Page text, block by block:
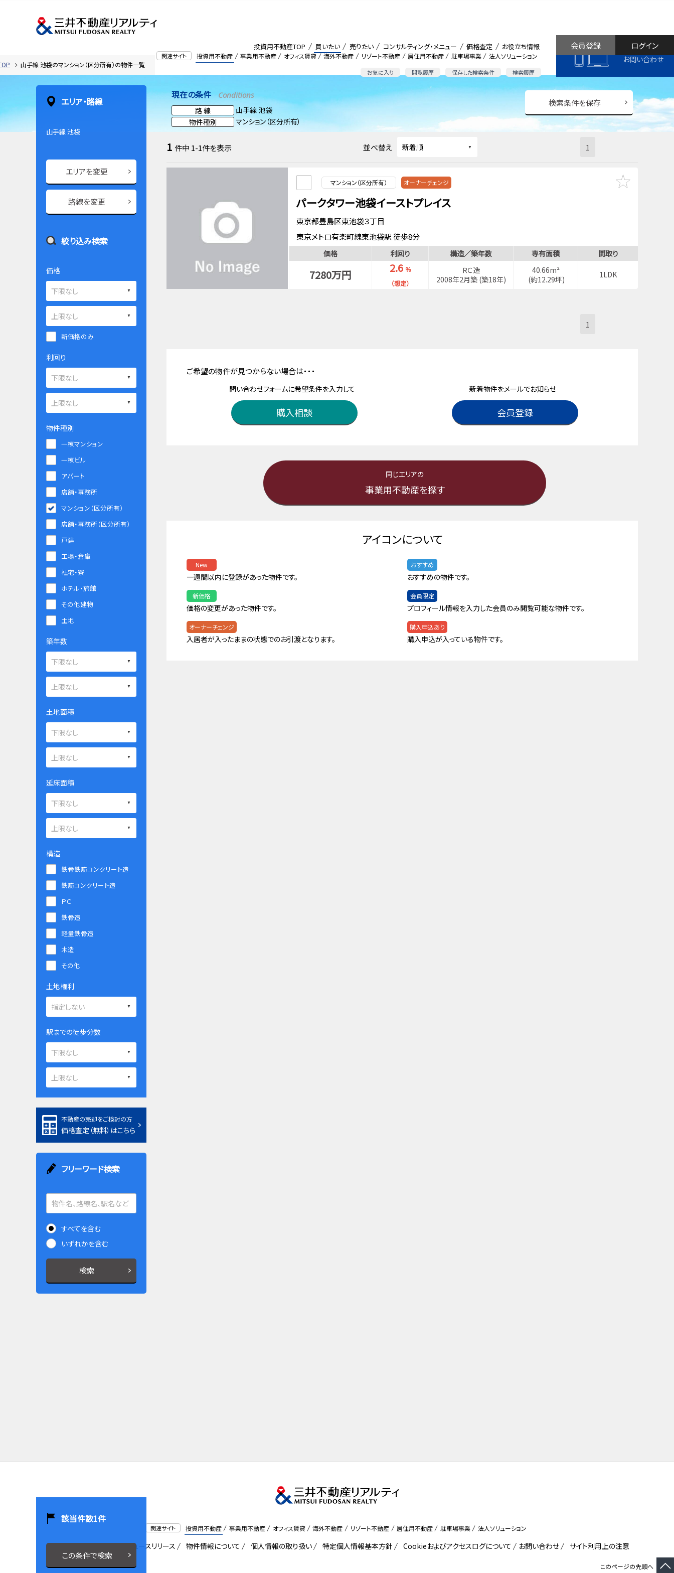
関連サイト 投資用不動産 事業用不動産 オフィス賃貸 海外不動産 リゾート不動産 居住用不動産 駐車場事業 法人ソリューション
お気に入り 閲覧履歴 保存した検索条件 検索履歴
投資用不動産TOP 買いたい 売りたい コンサルティング・メニュー 価格査定 お役立ち情報
お問い合わせ
ログイン
会員登録
山手線 池袋のマンション（区分所有）の物件一覧
現在の条件 Conditions
路 線
山手線 池袋
物件種別
マンション（区分所有）
検索条件を保存
1 件中 1-1件を表示 並べ替え 1
マンション（区分所有） オーナーチェンジ
パークタワー池袋イーストプレイス
東京都豊島区東池袋３丁目
東京メトロ有楽町線東池袋駅 徒歩8分
山手線大塚駅 徒歩10分
山手線池袋駅 徒歩13分
価格 利回り 構造／築年数 専有面積 間取り
7280万円 2.6 ％
（想定）
ＲＣ造
2008年2月築 (築18年)
40.66m²
(約12.29坪)
1LDK
1
ご希望の物件が見つからない場合は・・・
問い合わせフォームに希望条件を入力して
購入相談
新着物件をメールでお知らせ
会員登録
同じエリアの
事業用不動産を探す
アイコンについて
New
一週間以内に登録があった物件です。
おすすめ
おすすめの物件です。
新価格
価格の変更があった物件です。
会員限定
プロフィール情報を入力した会員のみ閲覧可能な物件です。
オーナーチェンジ
入居者が入ったままの状態でのお引渡となります。
購入申込あり
購入申込が入っている物件です。
エリア・路線
山手線 池袋
エリアを変更
路線を変更
絞り込み検索
価格
新価格のみ
利回り
物件種別
一棟マンション
一棟ビル
アパート
店舗・事務所
マンション（区分所有）
店舗・事務所（区分所有）
戸建
工場・倉庫
社宅・寮
ホテル・旅館
その他建物
土地
築年数
土地面積
延床面積
構造
鉄骨鉄筋コンクリート造
鉄筋コンクリート造
ＰＣ
鉄骨造
軽量鉄骨造
木造
その他
土地権利
駅までの徒歩分数
該当件数1件
この条件で検索
不動産の売却をご検討の方
価格査定（無料）はこちら
フリーワード検索
すべてを含む
いずれかを含む
検索
このページの先頭へ
関連サイト 投資用不動産 事業用不動産 オフィス賃貸 海外不動産 リゾート不動産 居住用不動産 駐車場事業 法人ソリューション
会社概要 採用情報 ニュースリリース 物件情報について 個人情報の取り扱い 特定個人情報基本方針 Cookieおよびアクセスログについて お問い合わせ サイト利用上の注意